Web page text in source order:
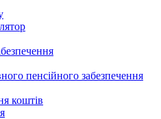
пенсійного забезпечення
коштів